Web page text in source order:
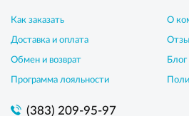
Как заказать
Доставка и оплата
Обмен и возврат
Программа лояльности
О
Блог
(383) 209-95-97